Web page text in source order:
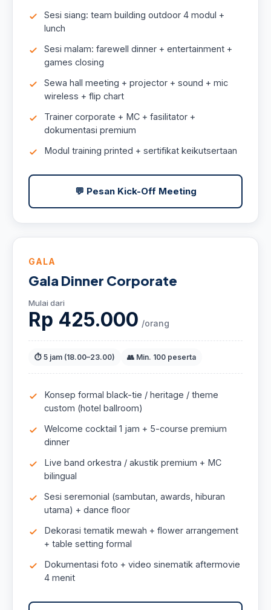
Sesi siang: team building outdoor 4 modul +
lunch
Sesi malam: farewell dinner + entertainment +
games closing
Sewa hall meeting + projector + sound + mic
wireless + flip chart
Trainer corporate + MC + fasilitator +
dokumentasi premium
Modul training printed + sertifikat keikutsertaan
💬 Pesan Kick-Off Meeting
GALA
Gala Dinner Corporate
Mulai dari
Rp 425.000 /orang
⏱ 5 jam (18.00–23.00) 👥 Min. 100 peserta
Konsep formal black-tie / heritage / theme
custom (hotel ballroom)
Welcome cocktail 1 jam + 5-course premium
dinner
Live band orkestra / akustik premium + MC
bilingual
Sesi seremonial (sambutan, awards, hiburan
utama) + dance floor
Dekorasi tematik mewah + flower arrangement
+ table setting formal
Dokumentasi foto + video sinematik aftermovie
4 menit